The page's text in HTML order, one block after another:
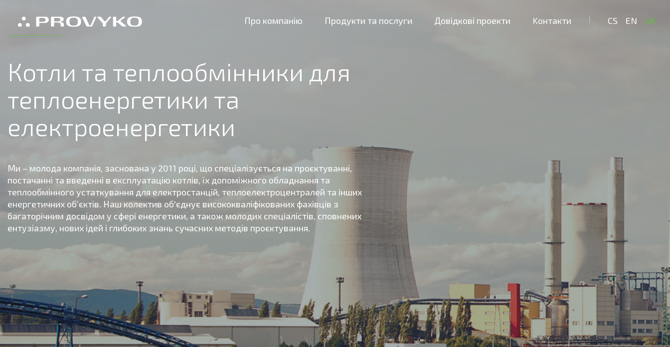
Про компанію Продукти та послуги Довідкові проекти Kонтакти CS EN UA
Котли та теплообмінники для
теплоенергетики та
електроенергетики
Ми – молода компанія, заснована у 2011 році, що спеціалізується на проєктуванні,
постачанні та введенні в експлуатацію котлів, їх допоміжного обладнання та
теплообмінного устаткування для електростанцій, теплоелектроцентралей та інших
енергетичних об’єктів. Наш колектив об'єднує висококваліфікованих фахівців з
багаторічним досвідом у сфері енергетики, а також молодих спеціалістів, сповнених
ентузіазму, нових ідей і глибоких знань сучасних методів проєктування.